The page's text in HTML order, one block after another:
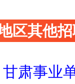
区其他
甘肃事业